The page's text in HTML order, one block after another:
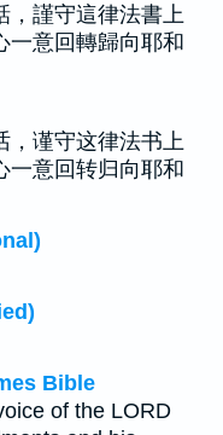
謹守這律法書上
一意回轉歸向耶和
谨守这律法书上
一意回转归向耶和
Bible
of the LORD